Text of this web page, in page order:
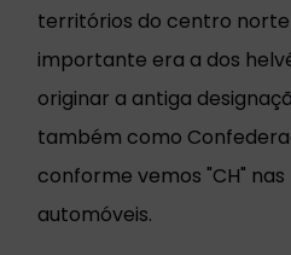
territórios do centro norte
importante era a dos
originar a antiga
também como
conforme vemos "CH"
automóveis.